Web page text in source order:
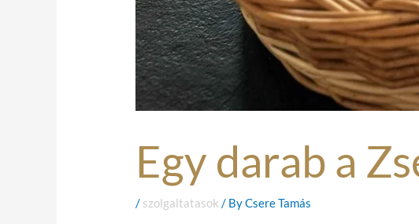
Egy darab a
/ szolgaltatasok / ByCsere Tamás